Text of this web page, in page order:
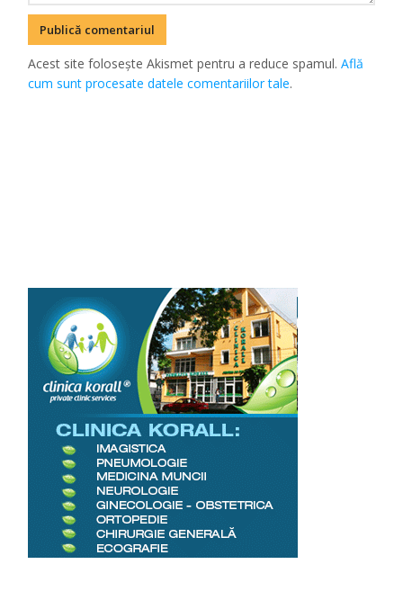
Acest site folosește Akismet pentru a reduce spamul.Află
cum sunt procesate datele comentariilor tale.